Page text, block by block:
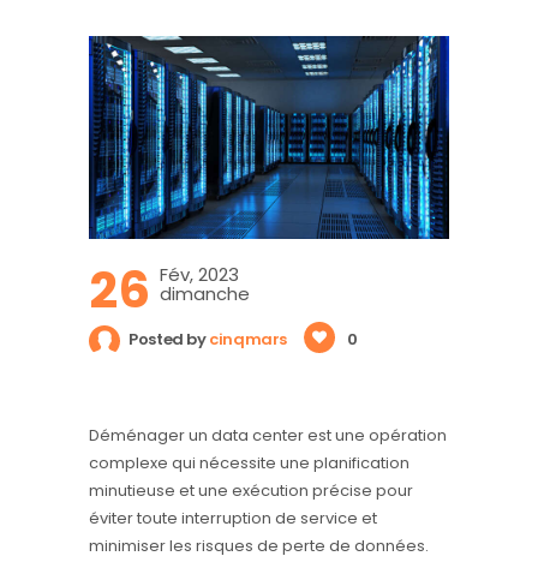
26 Fév, 2023
dimanche
Posted bycinqmars 0
Déménager un data center est une opération
complexe qui nécessite une planification
minutieuse et une exécution précise pour
éviter toute interruption de service et
minimiser les risques de perte de données.